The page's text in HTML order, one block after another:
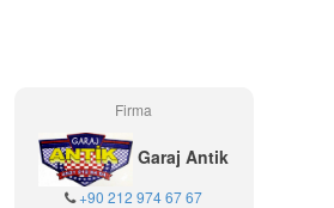
Firma
Garaj Antik
+90 212 974 67 67